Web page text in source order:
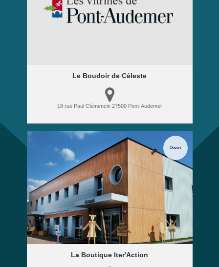
Le Boudoir de Céleste
18 rue Paul Clémencin 27500 Pont-Audemer
La Boutique Iter'Action
Ouvert